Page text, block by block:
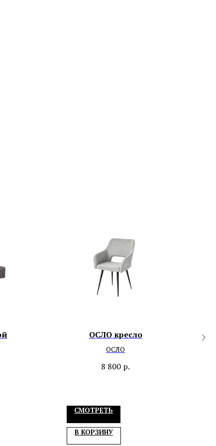
ОСЛО кресло
ОСЛО
8 800 р.
СМОТРЕТЬ
В КОРЗИНУ